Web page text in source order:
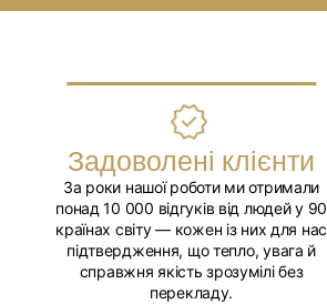
Задоволені клієнти
За роки нашої роботи ми отримали
понад 10 000 відгуків від людей у 90
країнах світу — кожен із них для нас
підтвердження, що тепло, увага й
справжня якість зрозумілі без
перекладу.